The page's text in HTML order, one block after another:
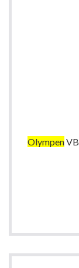
Olympen